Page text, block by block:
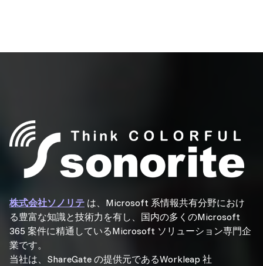
株式会社ソノリテ は、Microsoft 系情報共有分野におけ
る豊富な知識と技術力を有し、国内の多くのMicrosoft
365 案件に精通しているMicrosoft ソリューション専門企
業です。
当社は、ShareGate の提供元であるWorkleap 社